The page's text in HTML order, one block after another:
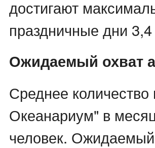
достигают
праздничные дни
Ожидаемый охват
Среднее
Океанариум" в
человек.